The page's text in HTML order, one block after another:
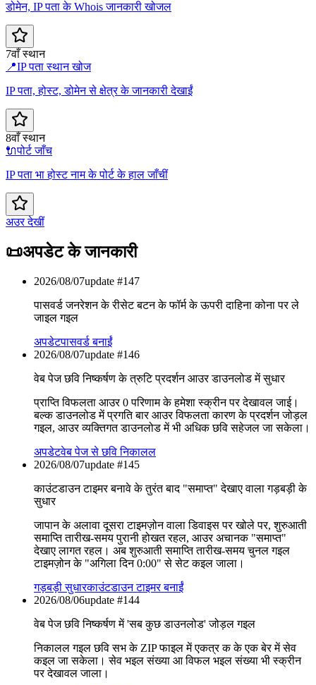
डोमेन, IP पता के Whois जानकारी खोजल
7वाँ स्थान
📍IP पता स्थान खोज
IP पता, होस्ट, डोमेन से क्षेत्र के जानकारी देखाईं
8वाँ स्थान
🔌पोर्ट जाँच
IP पता भा होस्ट नाम के पोर्ट के हाल जाँचीं
अउर देखीं
📜अपडेट के जानकारी
2026/08/07update #147
पासवर्ड जनरेशन के रीसेट बटन के फॉर्म के ऊपरी दाहिना कोना पर ले
जाइल गइल
अपडेटपासवर्ड बनाईं
2026/08/07update #146
वेब पेज छवि निष्कर्षण के त्रुटि प्रदर्शन आउर डाउनलोड में सुधार
प्राप्ति विफलता आउर 0 परिणाम के हमेशा स्क्रीन पर देखावल जाई।
बल्क डाउनलोड में प्रगति बार आउर विफलता कारण के प्रदर्शन जोड़ल
गइल, आउर व्यक्तिगत डाउनलोड में भी अधिक छवि सहेजल जा सकेला।
अपडेटवेब पेज से छवि निकालल
2026/08/07update #145
काउंटडाउन टाइमर बनावे के तुरंत बाद "समाप्त" देखाए वाला गड़बड़ी के
सुधार
जापान के अलावा दूसरा टाइमज़ोन वाला डिवाइस पर खोले पर, शुरुआती
समाप्ति तारीख-समय पुरानी होखत रहल, आउर अचानक "समाप्त"
देखाए लागत रहल। अब शुरुआती समाप्ति तारीख-समय चुनल गइल
टाइमज़ोन के "अगिला दिन 0:00" से सेट कइल जाला।
गड़बड़ी सुधारकाउंटडाउन टाइमर बनाईं
2026/08/06update #144
वेब पेज छवि निष्कर्षण में 'सब कुछ डाउनलोड' जोड़ल गइल
निकालल गइल छवि सभ के ZIP फाइल में एकत्र क के एक बेर में सेव
कइल जा सकेला। सेव भइल संख्या आ विफल भइल संख्या भी स्क्रीन
पर देखावल जाला।